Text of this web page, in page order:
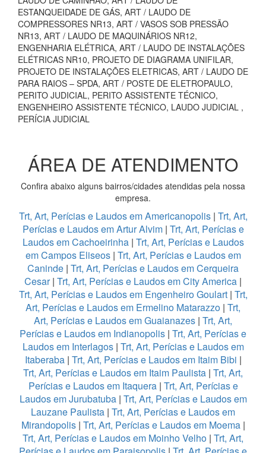
ESTANQUEIDADE DE GÁS, ART / LAUDO DE
COMPRESSORES NR13, ART / VASOS SOB PRESSÃO
NR13, ART / LAUDO DE MAQUINÁRIOS NR12,
ENGENHARIA ELÉTRICA, ART / LAUDO DE INSTALAÇÕES
ELÉTRICAS NR10, PROJETO DE DIAGRAMA UNIFILAR,
PROJETO DE INSTALAÇÕES ELETRICAS, ART / LAUDO DE
PARA RAIOS – SPDA, ART / POSTE DE ELETROPAULO,
PERITO JUDICIAL, PERITO ASSISTENTE TÉCNICO,
ENGENHEIRO ASSISTENTE TÉCNICO, LAUDO JUDICIAL ,
PERÍCIA JUDICIAL
ÁREA DE ATENDIMENTO
Confira abaixo alguns bairros/cidades atendidas pela nossa
empresa.
Trt, Art, Perícias e Laudos em Americanopolis | Trt, Art,
Perícias e Laudos em Artur Alvim | Trt, Art, Perícias e
Laudos em Cachoeirinha| Trt, Art, Perícias e Laudos
em Campos Eliseos | Trt, Art, Perícias e Laudos em
Caninde | Trt, Art, Perícias e Laudos em Cerqueira
Cesar| Trt, Art, Perícias e Laudos em City America |
Trt, Art, Perícias e Laudos em Engenheiro Goulart | Trt,
Art, Perícias e Laudos em Ermelino Matarazzo | Trt,
Art, Perícias e Laudos em Guaianazes | Trt, Art,
Perícias e Laudos em Indianopolis | Trt, Art, Perícias e
Laudos em Interlagos| Trt, Art, Perícias e Laudos em
Itaberaba| Trt, Art, Perícias e Laudos em Itaim Bibi |
Trt, Art, Perícias e Laudos em Itaim Paulista | Trt, Art,
Perícias e Laudos em Itaquera| Trt, Art, Perícias e
Laudos em Jurubatuba| Trt, Art, Perícias e Laudos em
Lauzane Paulista | Trt, Art, Perícias e Laudos em
Mirandopolis| Trt, Art, Perícias e Laudos em Moema|
Trt, Art, Perícias e Laudos em Moinho Velho | Trt, Art,